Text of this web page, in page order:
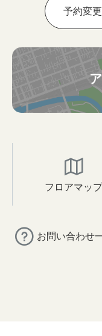
予約変更
フロアマップ
お問い合わせ